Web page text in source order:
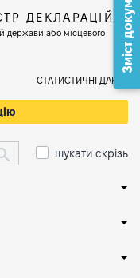
ДЕКЛАРАЦІЙ
держави або місцевого
СТАТИСТИЧНІ ДАНІ
шукати скрізь
Зміст документа